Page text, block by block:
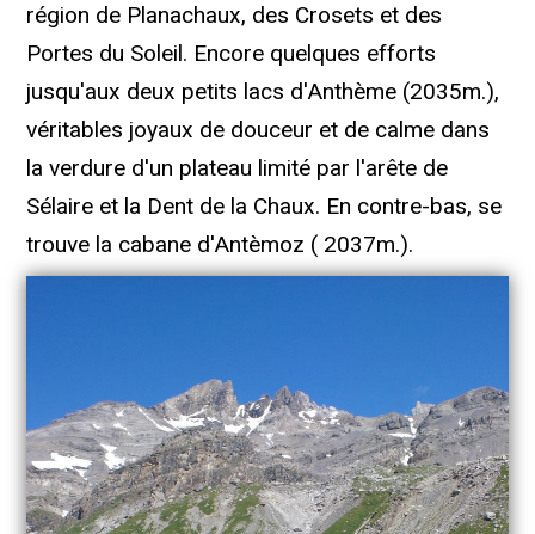
région de Planachaux, des Crosets et des
Portes du Soleil. Encore quelques efforts
jusqu'aux deux petits lacs d'Anthème (2035m.),
véritables joyaux de douceur et de calme dans
la verdure d'un plateau limité par l'arête de
Sélaire et la Dent de la Chaux. En contre-bas, se
trouve la cabane d'Antèmoz ( 2037m.).